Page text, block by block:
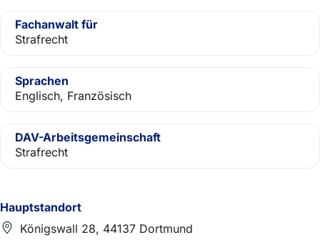
Hauptstandort
Königswall 28, 44137 Dortmund
Fachanwalt für
Strafrecht
Sprachen
Englisch, Französisch
DAV-Arbeitsgemeinschaft
Strafrecht